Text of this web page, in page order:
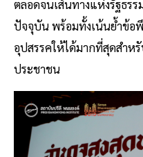
ตลอดจนเส้นทางแห่งรัฐธ
ปัจจุบัน พร้อมทั้งเน้นย้ำข้อ
อุปสรรคให้ได้มากที่สุดสำห
ประชาชน